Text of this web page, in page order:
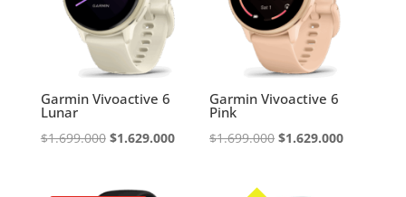
Garmin Vivoactive 6
Lunar
$1.699.000 El
$1.629.000El
Garmin Vivoactive 6
Pink
$1.699.000 El
$1.629.000El